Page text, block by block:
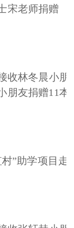
宋老师捐赠
收林冬晨小朋
朋友捐赠11本
”助学项目走